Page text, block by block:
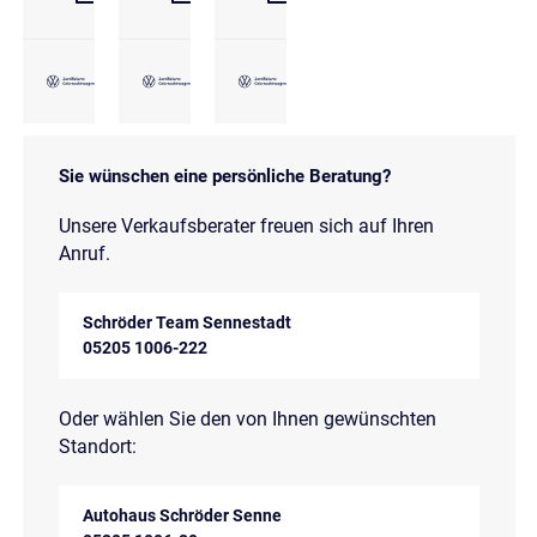
Sie wünschen eine persönliche Beratung?
Unsere Verkaufsberater freuen sich auf Ihren
Anruf.
Schröder Team Sennestadt
05205 1006-222
Oder wählen Sie den von Ihnen gewünschten
Standort:
Autohaus Schröder Senne